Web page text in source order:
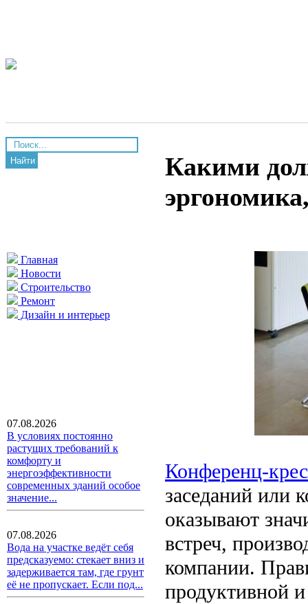
Найти
Главная
Новости
Строительство
Ремонт
Дизайн и интерьер
07.08.2026
В условиях постоянно
растущих требований к
комфорту и
энергоэффективности
современных зданий особое
значение...
07.08.2026
Вода на участке ведёт себя
предсказуемо: стекает вниз и
задерживается там, где грунт
её не пропускает. Если под...
Какими
Конференц-
заседаний или
оказывают
встреч,
компании.
продуктивной